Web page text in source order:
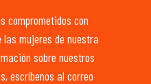
comprometidos con
mujeres de nuestra
sobre nuestros
escríbenos al correo